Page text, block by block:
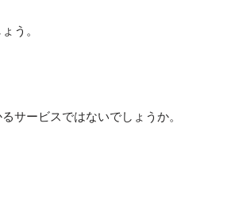
う。
サービスではないでしょうか。